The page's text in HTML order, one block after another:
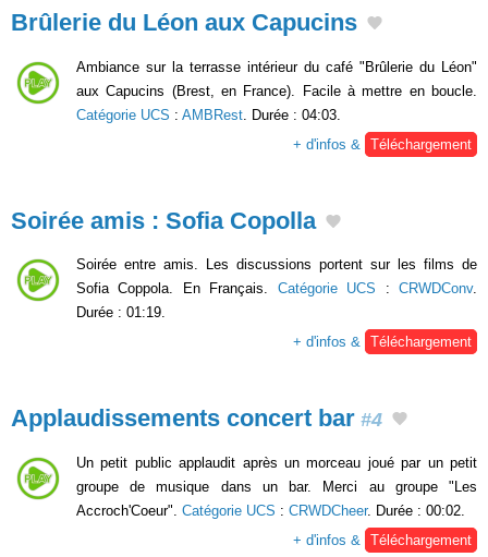
Brûlerie du Léon aux Capucins
Ambiance sur la terrasse intérieur du café "Brûlerie du Léon"
aux Capucins (Brest, en France). Facile à mettre en boucle.
Catégorie UCS : AMBRest . Durée : 04:03.
+ d'infos &
Téléchargement
Soirée amis : Sofia Copolla
Soirée entre amis. Les discussions portent sur les films de
Sofia Coppola. En Français. Catégorie UCS :CRWDConv.
Durée : 01:19.
+ d'infos & Téléchargement
Applaudissements concert bar #4
Un petit public applaudit après un morceau joué par un petit
groupe de musique dans un bar. Merci au groupe "Les
Accroch'Coeur". Catégorie UCS : CRWDCheer. Durée : 00:02.
+ d'infos & Téléchargement